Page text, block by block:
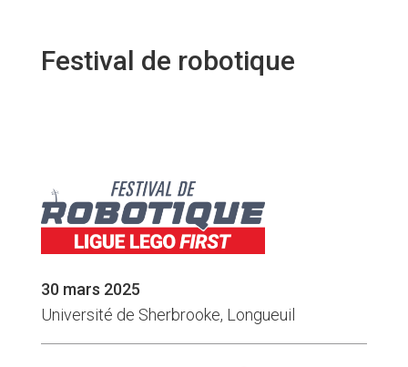
Festival de robotique
30 mars 2025
Université de Sherbrooke, Longueuil